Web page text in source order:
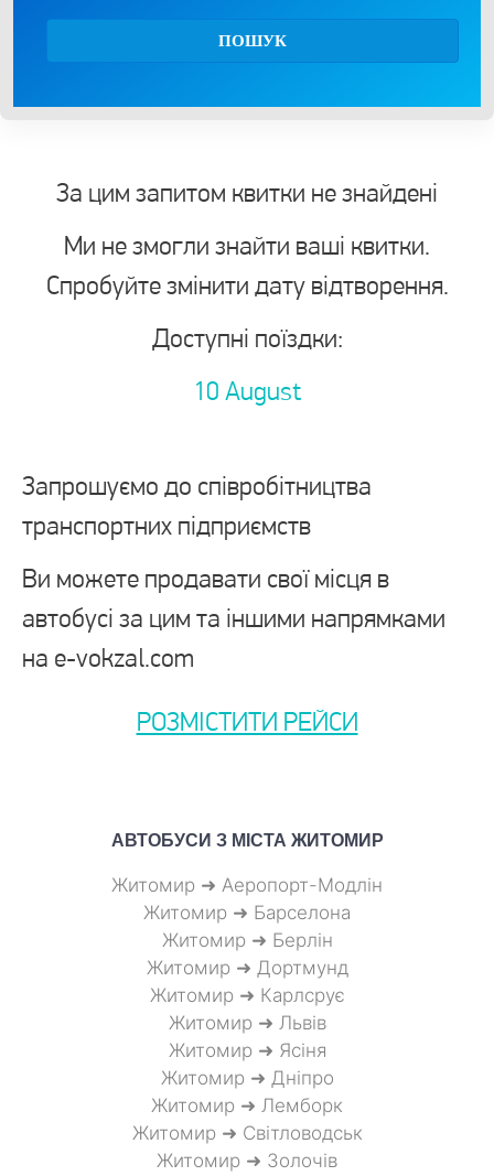
ПОШУК
За цим запитом квитки не знайдені
Ми не змогли знайти ваші квитки.
Спробуйте змінити дату відтворення.
Доступні поїздки:
10 August
Запрошуємо до співробітництва
транспортних підприємств
Ви можете продавати свої місця в
автобусі за цим та іншими напрямками
на e-vokzal.com
РОЗМІСТИТИ РЕЙСИ
АВТОБУСИ З МІСТА ЖИТОМИР
Житомир ➜ Аеропорт-Модлін
Житомир ➜ Барселона
Житомир ➜ Берлін
Житомир ➜ Дортмунд
Житомир ➜ Карлсрує
Житомир ➜ Львів
Житомир ➜ Ясіня
Житомир ➜ Дніпро
Житомир ➜ Лемборк
Житомир ➜ Світловодськ
Житомир ➜ Золочів